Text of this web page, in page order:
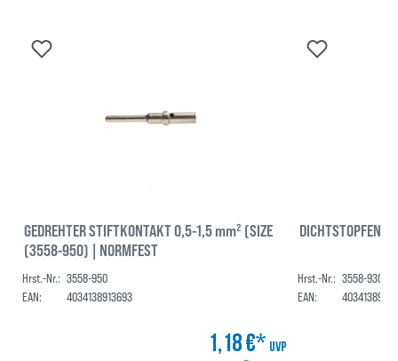
GEDREHTER STIFTKONTAKT 0,5-1,5 mm² (SIZE
(3558-950) | NORMFEST
Hrst.-Nr.: 3558-950
EAN:
4034138913693
1,18 €* UVP
DICHTSTOPFEN
Hrst.-Nr.: 3558-930
EAN: